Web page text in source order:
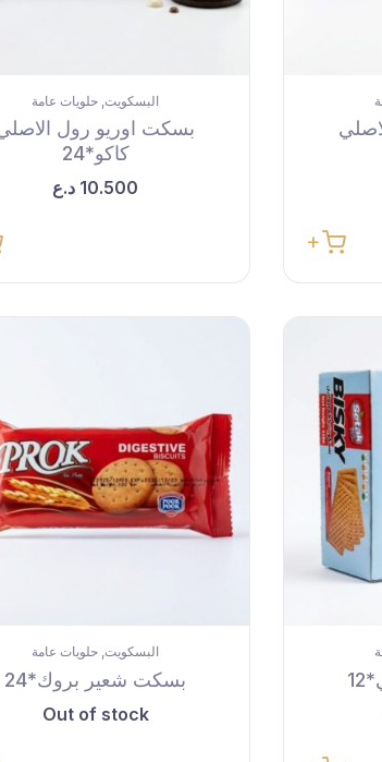
البسكويت, حلويات عامة
بسكت اوريو رول
كاكو*24
10.500 د.ع
البسكويت, حلويات عامة
بسكت شعير بروك*24
Out of stock